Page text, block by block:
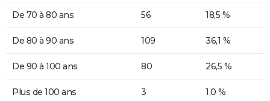
De 70 à 80 ans 56 18,5 %
De 80 à 90 ans 109 36,1 %
De 90 à 100 ans 80 26,5 %
Plus de 100 ans 3 1,0 %